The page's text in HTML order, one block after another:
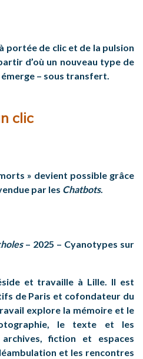
portée de clic et de la pulsion
d’où un nouveau type de
– sous transfert.
clic
» devient possible grâce
par les Chatbots.
– 2025 – Cyanotypes sur
et travaille à Lille. Il est
de Paris et cofondateur du
explore la mémoire et le
le texte et les
fiction et espaces
et les rencontres